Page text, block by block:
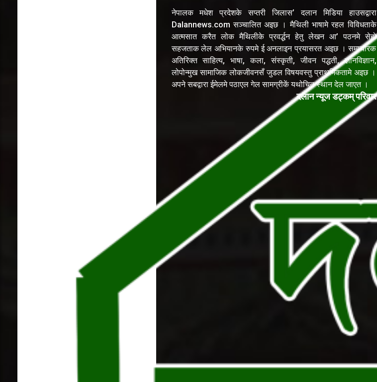
नेपालक मधेश प्रदेशके सप्तरी जिलास’ दलान मिडिया हाउसद्वारा
Dalannews.com सञ्चालित अइछ । मैथिली भाषामे रहल विविधताके
आत्मसात करैत लोक मैथिलीके प्रवर्द्धन हेतु लेखन आ’ पठनमे सेहो
सहजताक लेल अभियानके रुपमे ई अनलाइन प्रयासरत अइछ । समाचारक
अतिरिक्त साहित्य, भाषा, कला, संस्कृती, जीवन पद्धती, ज्ञानविज्ञान,
लोपोन्मुख सामाजिक लोकजीवनसँ जुडल विषयवस्तु प्राथमिकतामे अइछ ।
अपने सबद्वारा ईमेलमे पठाएल गेल सामग्रीकें यथोचित स्थान देल जाएत ।
दलान न्यूज डट्कम् परिवार